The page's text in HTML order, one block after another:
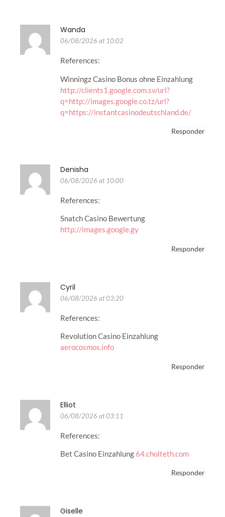
Wanda
06/08/2026 at 10:02
References:
Winningz Casino Bonus ohne Einzahlung
http://clients1.google.com.sv/url?
q=http://images.google.co.tz/url?
q=https://instantcasinodeutschland.de/
Responder
Denisha
06/08/2026 at 10:00
References:
Snatch Casino Bewertung
http://images.google.gy
Responder
Cyril
06/08/2026 at 03:20
References:
Revolution Casino Einzahlung
aerocosmos.info
Responder
Elliot
06/08/2026 at 03:11
References:
Bet Casino Einzahlung 64.cholteth.com
Responder
Giselle